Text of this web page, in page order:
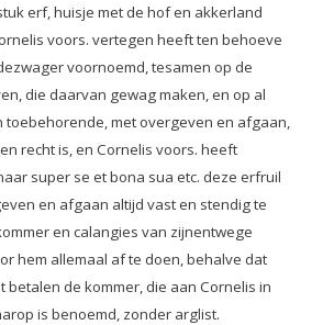
erf, huisje met de hof en akkerland
voors. vertegen heeft ten behoeve
voornoemd, tesamen op de
die daarvan gewag maken, en op al
toebehorende, met overgeven en afgaan,
recht is, en Cornelis voors. heeft
super se et bona sua etc. deze erfruil
en afgaan altijd vast en stendig te
en calangies van zijnentwege
hem allemaal af te doen, behalve dat
betalen de kommer, die aan Cornelis in
is benoemd, zonder arglist.